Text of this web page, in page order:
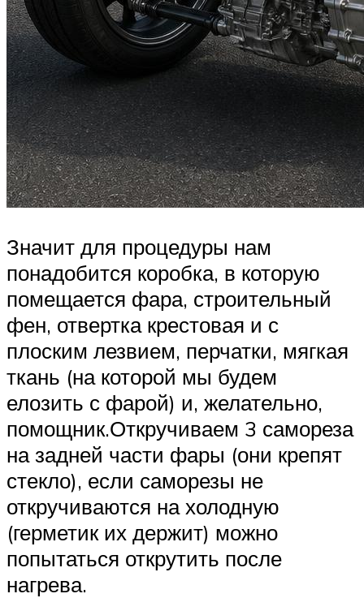
Значит для процедуры нам
понадобится коробка, в которую
помещается фара, строительный
фен, отвертка крестовая и с
плоским лезвием, перчатки, мягкая
ткань (на которой мы будем
елозить с фарой) и, желательно,
помощник.Откручиваем 3 самореза
на задней части фары (они крепят
стекло), если саморезы не
откручиваются на холодную
(герметик их держит) можно
попытаться открутить после
нагрева.